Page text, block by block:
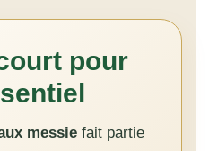
pour
messie fait partie